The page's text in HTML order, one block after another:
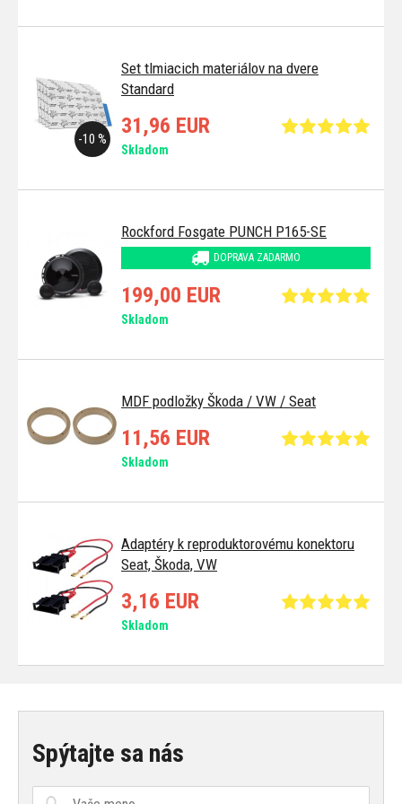
Set tlmiacich materiálov na dvere
Standard
-10 %
31,96 EUR
Skladom
Rockford Fosgate PUNCH P165-SE
DOPRAVA ZADARMO
199,00 EUR
Skladom
MDF podložky Škoda / VW / Seat
11,56 EUR
Skladom
Adaptéry k reproduktorovému konektoru
Seat, Škoda, VW
3,16 EUR
Skladom
Spýtajte sa nás